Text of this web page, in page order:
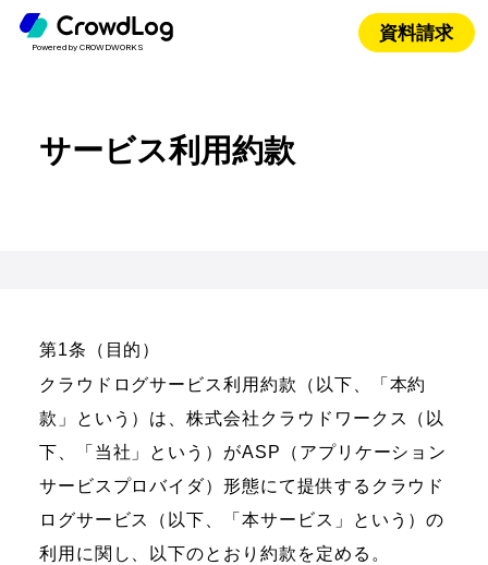
Powered by CROWDWORKS
資料請求
サービス利用約款
第1条（目的）
クラウドログサービス利用約款（以下、「本約
款」という）は、株式会社クラウドワークス（以
下、「当社」という）がASP（アプリケーション
サービスプロバイダ）形態にて提供するクラウド
ログサービス（以下、「本サービス」という）の
利用に関し、以下のとおり約款を定める。